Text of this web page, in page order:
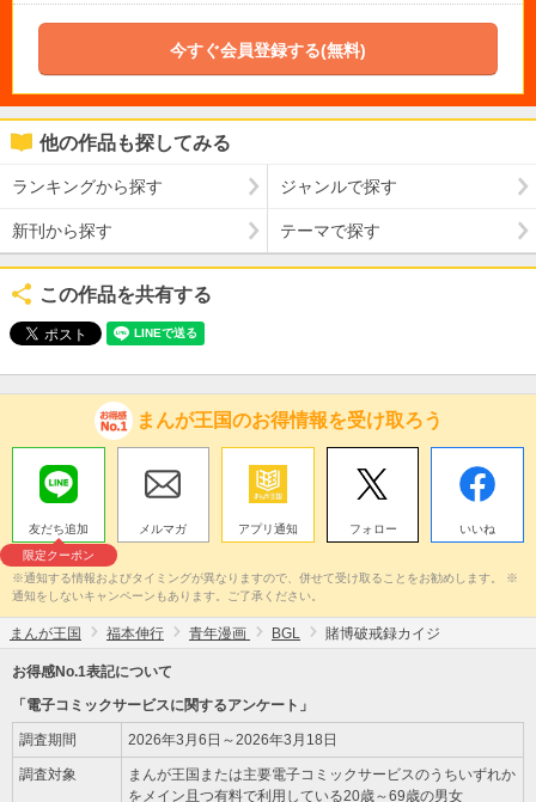
今すぐ会員登録する(無料)
他の作品も探してみる
ランキングから探す ジャンルで探す
新刊から探す テーマで探す
この作品を共有する
まんが王国のお得情報を受け取ろう
友だち追加
限定クーポン
メルマガ アプリ通知 フォロー いいね
※通知する情報およびタイミングが異なりますので、併せて受け取ることをお勧めします。 ※
通知をしないキャンペーンもあります。ご了承ください。
まんが王国 福本伸行 青年漫画 BGL 賭博破戒録カイジ
お得感No.1表記について
「電子コミックサービスに関するアンケート」
調査期間 2026年3月6日～2026年3月18日
調査対象
まんが王国または主要電子コミックサービスのうちいずれか
をメイン且つ有料で利用している20歳～69歳の男女